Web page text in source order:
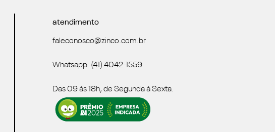
atendimento
faleconosco@zinco.com.br
Whatsapp: (41) 4042-1559
Das 09 às 18h, de Segunda à Sexta.